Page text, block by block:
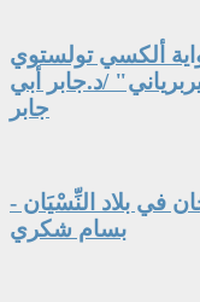
ألكسي تولستوي
/د.جابر أبي
جابر
في بلاد النِّسْيَان -
بسام شكري